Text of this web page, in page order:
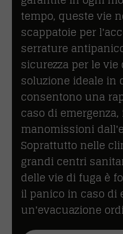
tempo, queste vie
scappatoie per
serrature
sicurezza per le
soluzione ideale in
consentono una
caso di
manomissioni
Soprattutto nelle
grandi centri
delle vie di fuga è
il panico in caso di
un'evacuazione